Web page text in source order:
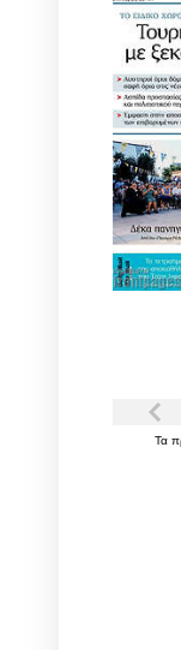
Τα